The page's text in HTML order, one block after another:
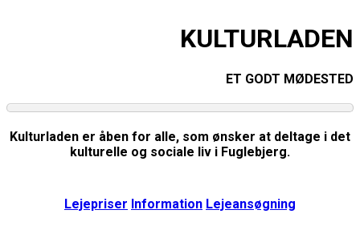
KULTURLADEN
ET GODT MØDESTED
Kulturladen er åben for alle, som ønsker at deltage i det
kulturelle og sociale liv i Fuglebjerg.
Lejepriser Information Lejeansøgning